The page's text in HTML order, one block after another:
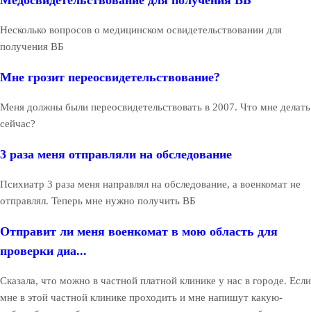
Несколько вопросов о медицинском освидетельствовании для
получения ВБ
Мне грозит переосвидетельствование?
Меня должны были переосвидетельствовать в 2007. Что мне делать
сейчас?
3 раза меня отправляли на обследование
Психиатр 3 раза меня направлял на обследование, а военкомат не
отправлял. Теперь мне нужно получить ВБ
Отправит ли меня военкомат в мою область для
проверки диа...
Сказала, что можно в частной платной клинике у нас в городе. Если
мне в этой частной клинике проходить и мне напишут какую-